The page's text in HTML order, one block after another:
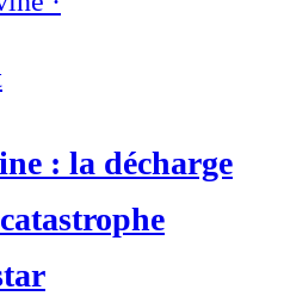
: la décharge